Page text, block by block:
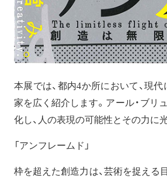
本展では、都内4か所において、現
家を広く紹介します。アール・ブリ
化し、人の表現の可能性とその力に
「アンフレームド」
枠を超えた創造力は、芸術を捉える